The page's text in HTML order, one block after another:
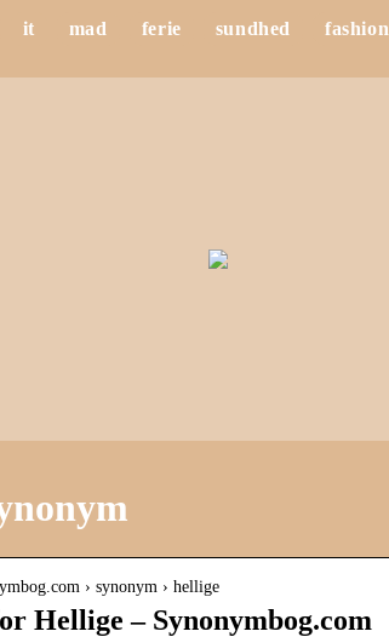
it mad ferie sundhed fashion
› synonym › hellige
Hellige – Synonymbog.com